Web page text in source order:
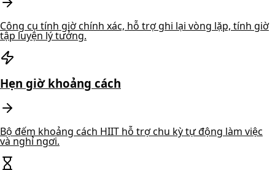
Công cụ tính giờ chính xác, hỗ trợ ghi lại vòng lặp, tính giờ
tập luyện lý tưởng.
Hẹn giờ khoảng cách
Bộ đếm khoảng cách HIIT hỗ trợ chu kỳ tự động làm việc
và nghỉ ngơi.